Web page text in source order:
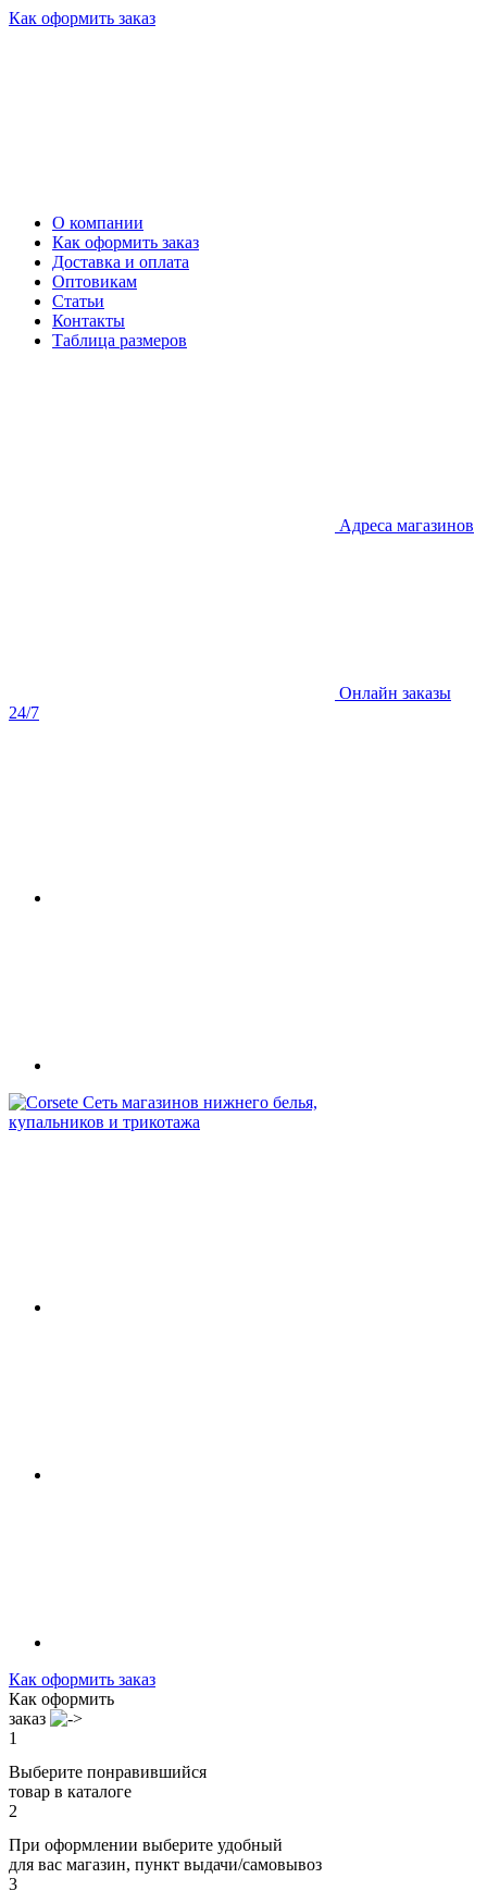
Как оформить заказ
О компании
Как оформить заказ
Доставка и оплата
Оптовикам
Статьи
Контакты
Таблица размеров
Адреса магазинов
Онлайн заказы
24/7
Сеть магазинов нижнего белья,
купальников и трикотажа
Как оформить заказ
Как оформить
заказ
1
Выберите понравившийся
товар в каталоге
2
При оформлении выберите удобный
для вас магазин, пункт выдачи/самовывоз
3